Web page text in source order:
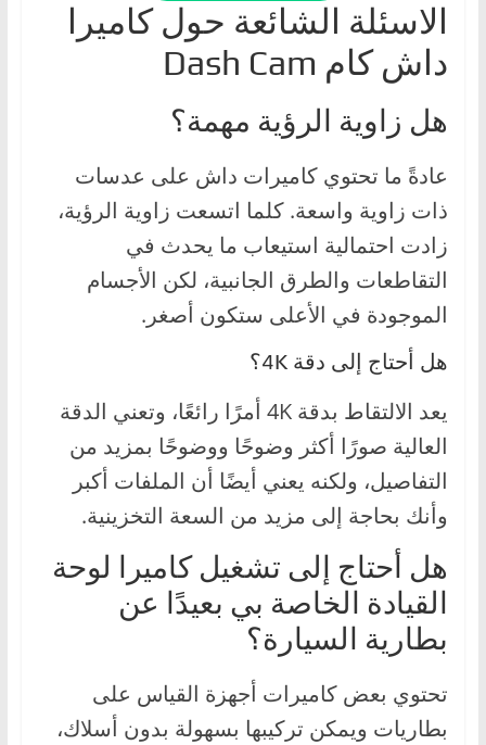
الاسئلة الشائعة حول كاميرا
داش كام Dash Cam
هل زاوية الرؤية مهمة؟
عادةً ما تحتوي كاميرات داش على عدسات
ذات زاوية واسعة. كلما اتسعت زاوية الرؤية،
زادت احتمالية استيعاب ما يحدث في
التقاطعات والطرق الجانبية، لكن الأجسام
الموجودة في الأعلى ستكون أصغر.
هل أحتاج إلى دقة 4K؟
يعد الالتقاط بدقة 4K أمرًا رائعًا، وتعني الدقة
العالية صورًا أكثر وضوحًا ووضوحًا بمزيد من
التفاصيل، ولكنه يعني أيضًا أن الملفات أكبر
وأنك بحاجة إلى مزيد من السعة التخزينية.
هل أحتاج إلى تشغيل كاميرا لوحة
القيادة الخاصة بي بعيدًا عن
بطارية السيارة؟
تحتوي بعض كاميرات أجهزة القياس على
بطاريات ويمكن تركيبها بسهولة بدون أسلاك،